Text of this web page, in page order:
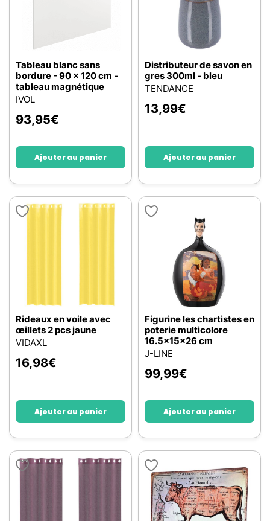
Tableau blanc sans
bordure - 90 x 120 cm -
tableau magnétique
IVOL
93,95€
Ajouter au panier
Distributeur de savon en
gres 300ml - bleu
TENDANCE
13,99€
Ajouter au panier
Rideaux en voile avec
œillets 2 pcs jaune
VIDAXL
16,98€
Ajouter au panier
Figurine les chartistes en
poterie multicolore
16.5x15x26 cm
J-LINE
99,99€
Ajouter au panier